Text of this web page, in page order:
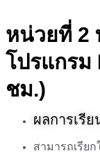
หน่วยที่ 2
โปรแกรม
ชม.)
ผลการเรี
สามารถเรีย